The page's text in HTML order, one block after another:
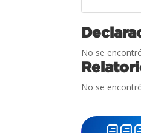
No se
No se